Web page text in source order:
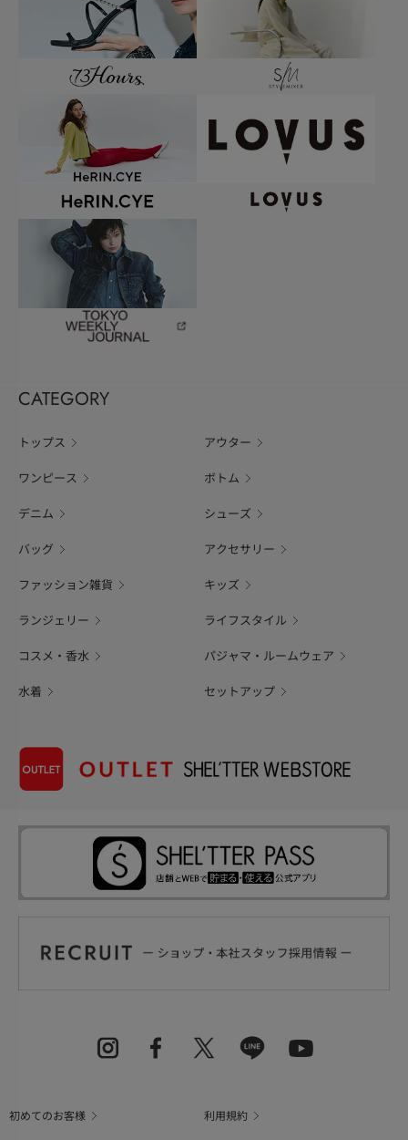
CATEGORY
トップス アウター
ワンピース ボトム
デニム シューズ
バッグ アクセサリー
ファッション雑貨 キッズ
ランジェリー ライフスタイル
コスメ・香水 パジャマ・ルームウェア
水着 セットアップ
初めてのお客様 利用規約